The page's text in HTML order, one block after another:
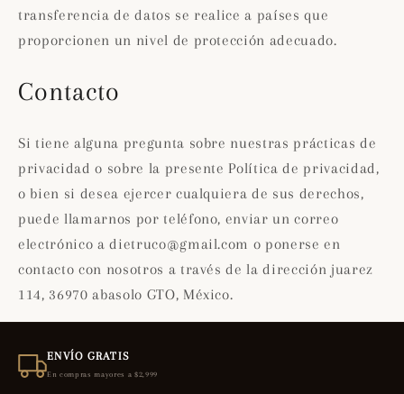
transferencia de datos se realice a países que
proporcionen un nivel de protección adecuado.
Contacto
Si tiene alguna pregunta sobre nuestras prácticas de
privacidad o sobre la presente Política de privacidad,
o bien si desea ejercer cualquiera de sus derechos,
puede llamarnos por teléfono, enviar un correo
electrónico a dietruco@gmail.com o ponerse en
contacto con nosotros a través de la dirección juarez
114, 36970 abasolo GTO, México.
ENVÍO GRATIS
En compras mayores a $2,999